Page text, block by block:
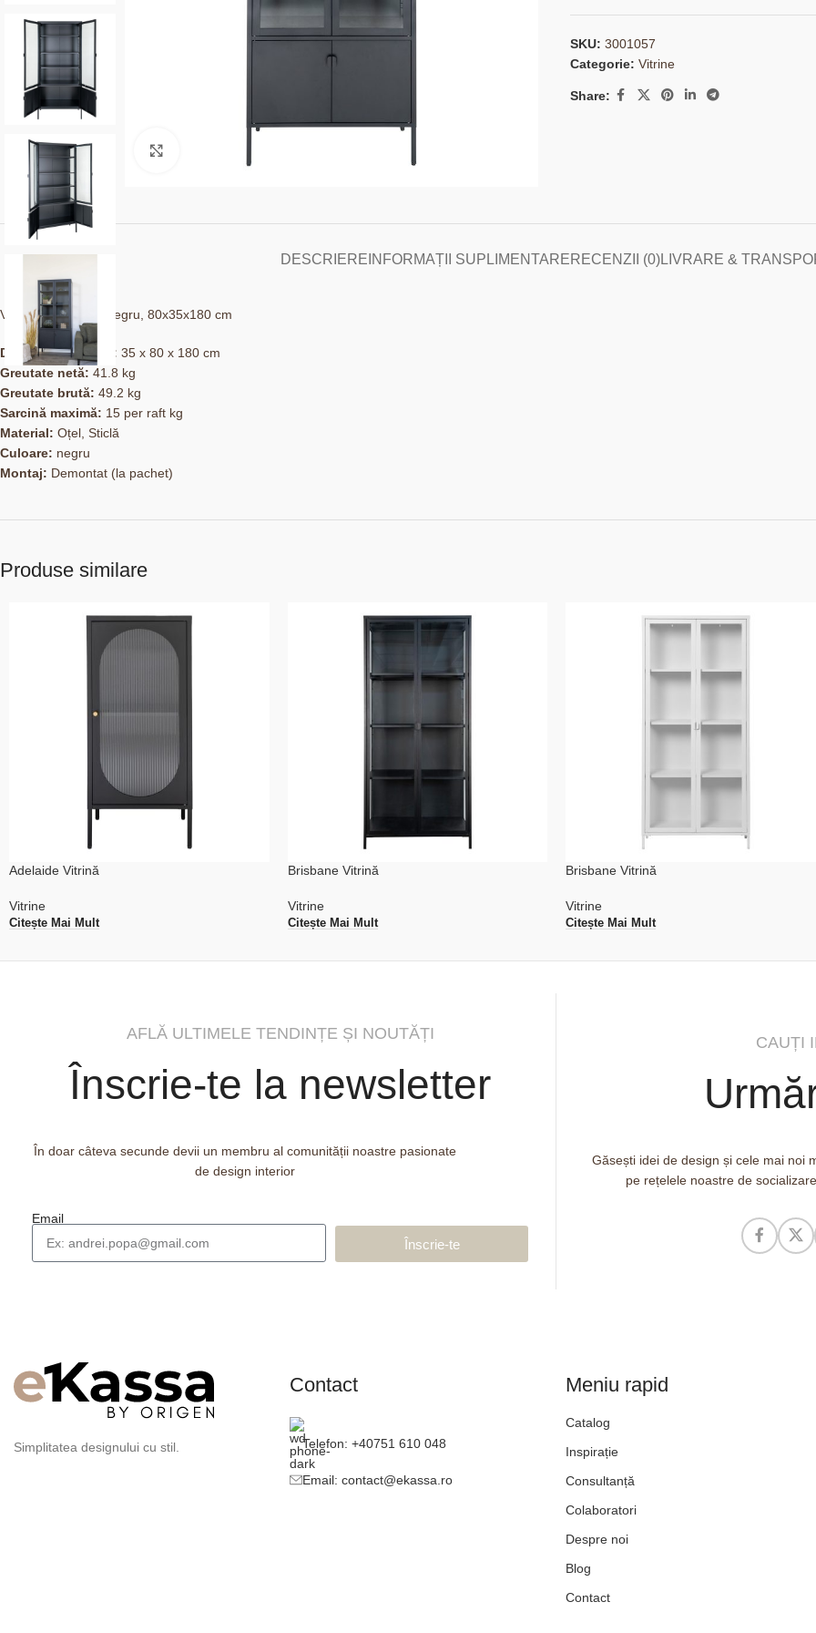
SKU: 3001057
Categorie: Vitrine
Share:
DESCRIERE INFORMAȚII SUPLIMENTARERECENZII (0)LIVRARE &
Vitrină, 4 uși, oțel, negru, 80x35x180 cm
Dimensiuni (LxlxÎ): 35 x 80 x 180 cm
Greutate netă: 41.8 kg
Greutate brută: 49.2 kg
Sarcină maximă: 15 per raft kg
Material: Oțel, Sticlă
Culoare: negru
Montaj: Demontat (la pachet)
Produse similare
Adelaide Vitrină
Vitrine
Citește Mai Mult
Brisbane Vitrină
Vitrine
Citește Mai Mult
Brisbane Vitrină
Vitrine
Citește Mai Mult
AFLĂ ULTIMELE TENDINȚE ȘI NOUTĂȚI
Înscrie-te la newsletter
În doar câteva secunde devii un membru al comunității noastre pasionate
de design interior
Email
Înscrie-te
CAUȚI
Găsești idei de design și cele mai noi
pe rețelele noastre de socializare
Simplitatea designului cu stil.
Contact
Telefon: +40751 610 048
Email: contact@ekassa.ro
Meniu rapid
Catalog
Inspirație
Consultanță
Colaboratori
Despre noi
Blog
Contact